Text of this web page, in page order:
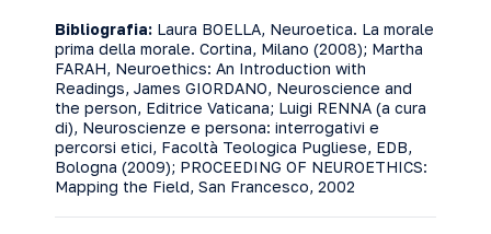
Bibliografia: Laura BOELLA, Neuroetica. La morale
prima della morale. Cortina, Milano (2008); Martha
FARAH, Neuroethics: An Introduction with
Readings, James GIORDANO, Neuroscience and
the person, Editrice Vaticana; Luigi RENNA (a cura
di), Neuroscienze e persona: interrogativi e
percorsi etici, Facoltà Teologica Pugliese, EDB,
Bologna (2009); PROCEEDING OF NEUROETHICS:
Mapping the Field, San Francesco, 2002